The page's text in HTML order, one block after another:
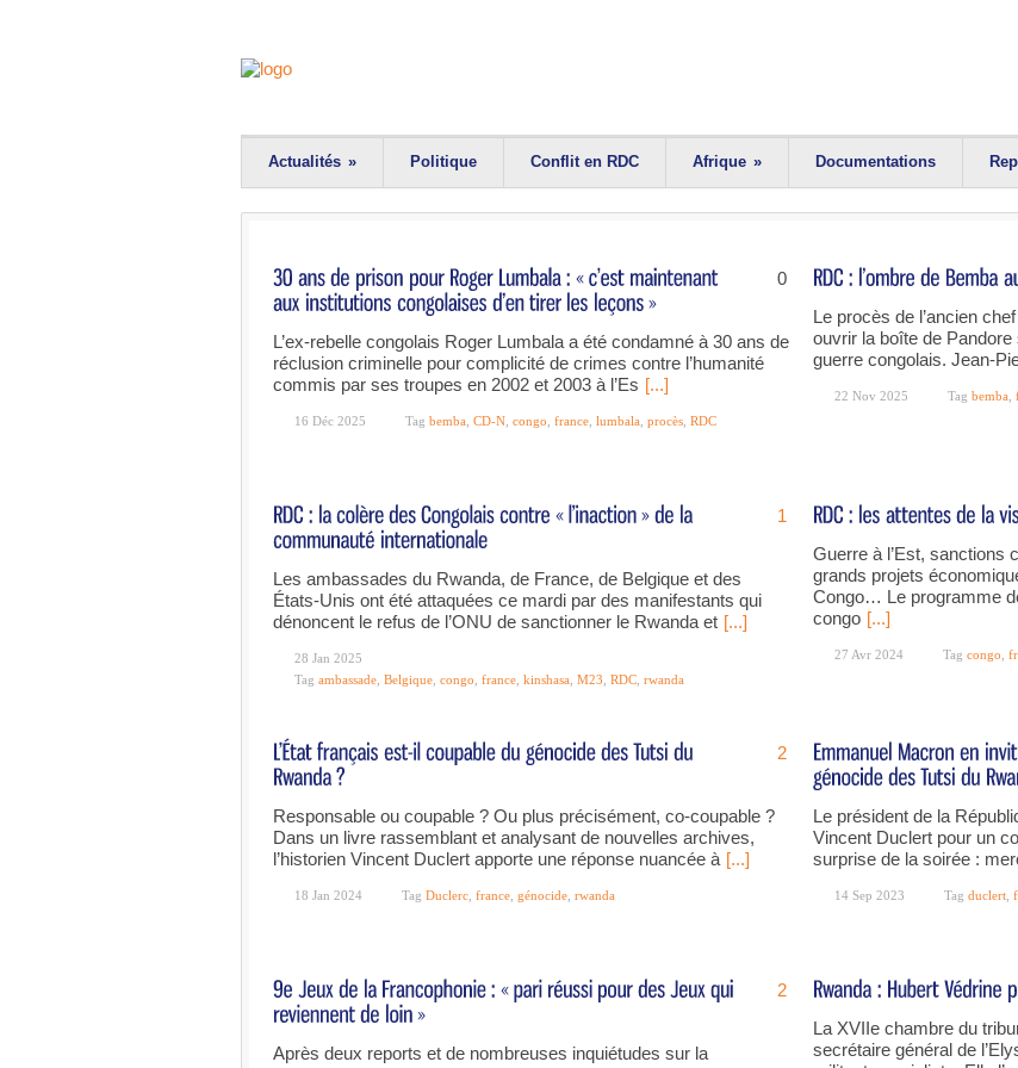
Actualités » Politique Conflit en RDC Afrique » Documentations
0
L’ex-rebelle congolais Roger Lumbala a été condamné à 30 ans de
réclusion criminelle pour complicité de crimes contre l’humanité
commis par ses troupes en 2002 et 2003 à l’Es [...]
16 Déc 2025 Tag bemba CD-N congo france lumbala procès RDC
Le procès de l’ancien
ouvrir la boîte de
guerre congolais. Jean-
22 Nov 2025 Tag bemba
1
Les ambassades du Rwanda, de France, de Belgique et des
États-Unis ont été attaquées ce mardi par des manifestants qui
dénoncent le refus de l’ONU de sanctionner le Rwanda et [...]
28 Jan 2025
Tag ambassade Belgique congo france kinshasa M23 RDC rwanda
Guerre à l’Est, sanctions
grands projets
Congo… Le programme
congo [...]
27 Avr 2024 Tag congo
2
Responsable ou coupable ? Ou plus précisément, co-coupable ?
Dans un livre rassemblant et analysant de nouvelles archives,
l’historien Vincent Duclert apporte une réponse nuancée à [...]
18 Jan 2024 Tag Duclerc france génocide rwanda
Le président de la
Vincent Duclert pour un
surprise de la soirée :
14 Sep 2023 Tag duclert
2
Après deux reports et de nombreuses inquiétudes sur la
La XVIIe chambre du
secrétaire général de